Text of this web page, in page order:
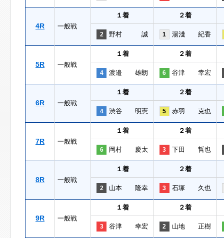
4R 一般戦
１着 ２着
2 野村 誠 1 湯淺 紀香
5R 一般戦
１着 ２着
4 渡邉 雄朗 6 谷津 幸宏
6R 一般戦
１着 ２着
4 渋谷 明憲 5 赤羽 克也
7R 一般戦
１着 ２着
6 岡村 慶太 3 下田 哲也
8R 一般戦
１着 ２着
2 山本 隆幸 3 石塚 久也
9R 一般戦
１着 ２着
3 谷津 幸宏 2 山地 正樹